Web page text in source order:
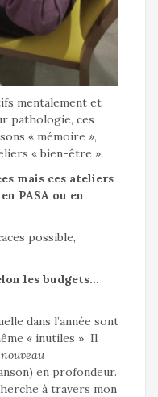
mentalement et
pathologie, ces
« mémoire »,
« bien-être ».
mais ces ateliers
PASA ou en
possible,
les budgets…
dans l’année sont
« inutiles » Il
en profondeur.
à travers mon